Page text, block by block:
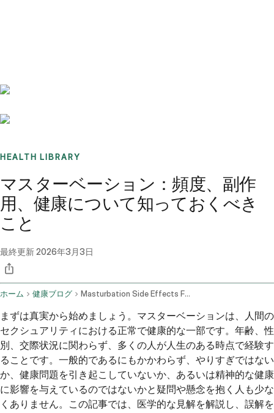
HEALTH LIBRARY
マスターベーション：頻度、副作
用、健康について知っておくべき
こと
最終更新2026年3月3日
ホーム 健康ブログ Masturbation Side Effects Frequency And Health Concerns
まずは真実から始めましょう。マスターベーションは、人間の
セクシュアリティにおける正常で健康的な一部です。年齢、性
別、交際状況に関わらず、多くの人が人生のある時点で経験す
ることです。一般的であるにもかかわらず、やりすぎではない
か、健康問題を引き起こしていないか、あるいは精神的な健康
に影響を与えているのではないかと疑問や懸念を抱く人も少な
くありません。この記事では、医学的な見解を解説し、誤解を